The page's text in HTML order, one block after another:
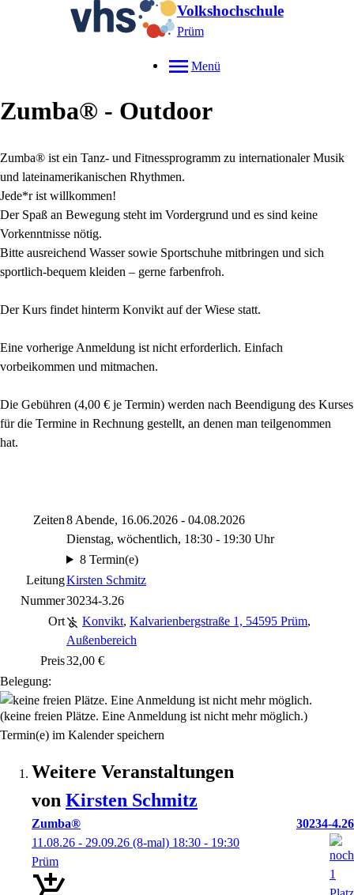
Volkshochschule
Prüm
Menü
Zumba® - Outdoor
Zumba® ist ein Tanz- und Fitnessprogramm zu internationaler Musik
und lateinamerikanischen Rhythmen.
Jede*r ist willkommen!
Der Spaß an Bewegung steht im Vordergrund und es sind keine
Vorkenntnisse nötig.
Bitte ausreichend Wasser sowie Sportschuhe mitbringen und sich
sportlich-bequem kleiden – gerne farbenfroh.
Der Kurs findet hinterm Konvikt auf der Wiese statt.
Eine vorherige Anmeldung ist nicht erforderlich. Einfach
vorbeikommen und mitmachen.
Die Gebühren (4,00 € je Termin) werden nach Beendigung des Kurses
für die Termine in Rechnung gestellt, an denen man teilgenommen
hat.
Zeiten8 Abende, 16.06.2026 - 04.08.2026
Dienstag, wöchentlich, 18:30 - 19:30 Uhr
8 Termin(e)
LeitungKirsten Schmitz
Nummer30234-3.26
Ort
Konvikt, Kalvarienbergstraße 1, 54595 Prüm,
Außenbereich
Preis32,00 €
Belegung:
(keine freien Plätze. Eine Anmeldung ist nicht mehr möglich.)
Termin(e) im Kalender speichern
Weitere Veranstaltungen
von Kirsten Schmitz
Zumba®
30234-4.26
11.08.26 - 29.09.26 (8-mal) 18:30 - 19:30
Prüm